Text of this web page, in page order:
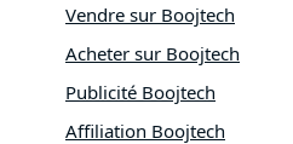
Vendre sur Boojtech
Acheter sur Boojtech
Publicité Boojtech
Affiliation Boojtech